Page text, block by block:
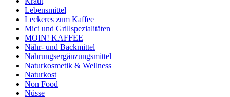
Lebensmittel
Leckeres zum Kaffee
Mici und Grillspezialitäten
MOIN! KAFFEE
Nähr- und Backmittel
Nahrungsergänzungsmittel
Naturkosmetik & Wellness
Naturkost
Non Food
Nüsse